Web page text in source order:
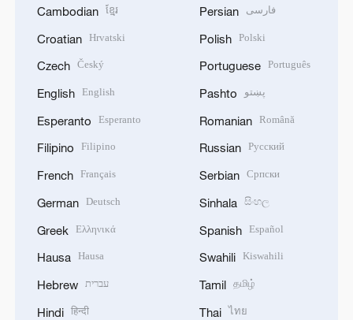
Cambodian ខ្មែរ
Croatian Hrvatski
Czech Český
English English
Esperanto Esperanto
Filipino Filipino
French Français
German Deutsch
Greek Ελληνικά
Hausa Hausa
Hebrew עברית
Hindi हिन्दी
Persian فارسی
Polish Polski
Portuguese Português
Pashto پښتو
Romanian Română
Russian Русский
Serbian Српски
Sinhala සිංහල
Spanish Español
Swahili Kiswahili
Tamil தமிழ்
Thai ไทย